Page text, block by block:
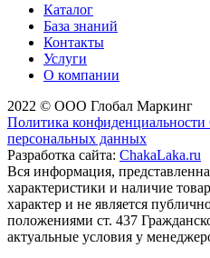
Каталог
База знаний
Контакты
Услуги
О компании
2022 © ООО Глобал Маркинг
Политика конфиденциальности
персональных данных
Разработка сайта: ChakaLaka.ru
Вся информация,
характеристики и наличие
характер и не является
положениями ст. 437
актуальные условия у